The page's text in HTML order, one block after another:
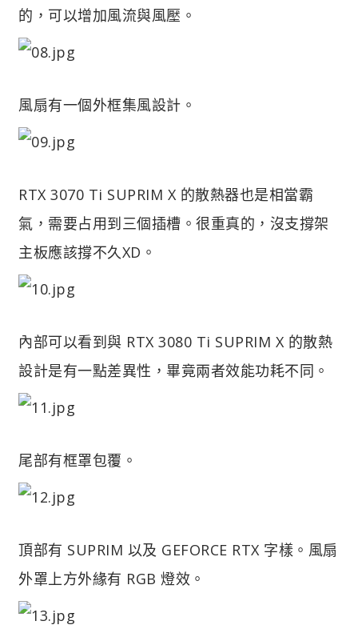
的，可以增加風流與風壓。
風扇有一個外框集風設計。
RTX 3070 Ti SUPRIM X 的散熱器也是相當霸
氣，需要占用到三個插槽。很重真的，沒支撐架
主板應該撐不久XD。
內部可以看到與 RTX 3080 Ti SUPRIM X 的散熱
設計是有一點差異性，畢竟兩者效能功耗不同。
尾部有框罩包覆。
頂部有 SUPRIM 以及 GEFORCE RTX 字樣。風扇
外罩上方外緣有 RGB 燈效。